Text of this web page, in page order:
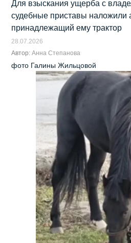
Для взыскания ущерба с
судебные приставы наложили
принадлежащий ему трактор
28.07.2026
Автор:Анна Степанова
фото Галины Жильцовой